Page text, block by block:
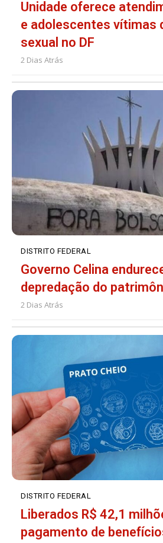
Unidade oferece
e adolescentes vítimas
sexual no DF
2 Dias Atrás
DISTRITO FEDERAL
Governo Celina
depredação do
2 Dias Atrás
DISTRITO FEDERAL
Liberados R$ 42,1
pagamento de